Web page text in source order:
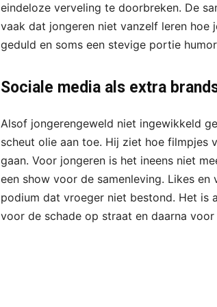
eindeloze verveling te doorbreken. De
vaak dat jongeren niet vanzelf leren
geduld en soms een stevige portie
Sociale media als extra
Alsof jongerengeweld niet ingewikkeld
scheut olie aan toe. Hij ziet hoe filmpjes
gaan. Voor jongeren is het ineens niet
een show voor de samenleving. Likes
podium dat vroeger niet bestond. Het is
voor de schade op straat en daarna